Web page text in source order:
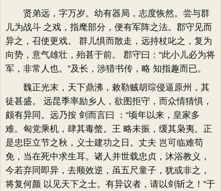
贤弟远，字万岁。幼有器局，志度恢然。尝与群
儿为战斗 之戏，指麾部分，便有军阵之法。郡守见而
异之，召使更戏。 群儿惧而散走，远持杖叱之，复为
向势，意气雄壮，殆甚于前。 郡守曰：“此小儿必为将
军，非常人也。”及长，涉猎书传，略 知指趣而已。
魏正光末，天下鼎沸，敕勒贼胡琮侵逼原州，其
徒甚盛。 远昆季率励乡人，欲图拒守，而众情猜惧，
颇有异同。远乃按 剑而言曰 ：“顷年以来，皇家多
难。匈党乘机，肆其毒螫。王 略未振，缓其枭夷。正
是忠臣立节之秋，义士建功之日。丈夫 岂可临难苟
免，当在死中求生耳。诸人并世载忠贞，沐浴教义，
今若弃同即异，去顺效逆，虽五尺童子，犹或非之，
将复何颜 以见天下之士。有异议者，请以剑斩之！”于